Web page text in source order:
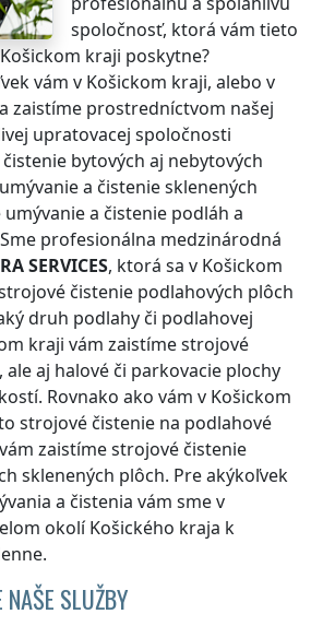
spoločnosť, ktorá vám tieto
kraji poskytne?
vám v Košickom kraji, alebo v
zaistíme prostredníctvom našej
upratovacej spoločnosti
bytových aj nebytových
a čistenie sklenených
a čistenie podláh a
profesionálna medzinárodná
SERVICES, ktorá sa v Košickom
čistenie podlahových plôch
druh podlahy či podlahovej
kraji vám zaistíme strojové
aj halové či parkovacie plochy
Rovnako ako vám v Košickom
strojové čistenie na podlahové
zaistíme strojové čistenie
sklenených plôch. Pre akýkoľvek
a čistenia vám smev
okolíKošického kraja k
SLUŽBY